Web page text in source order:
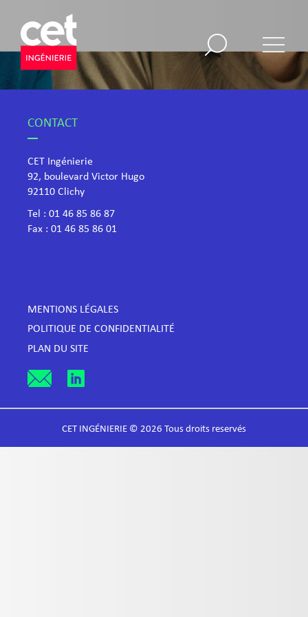
CONTACT
CET Ingénierie
92, boulevard Victor Hugo
​92110 Clichy
Tel : 01 46 85 86 87
Fax : 01 46 85 86 01
MENTIONS LÉGALES
POLITIQUE DE CONFIDENTIALITÉ
PLAN DU SITE
CET INGÉNIERIE © 2026 Tous droits reservés